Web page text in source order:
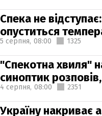
Спека не
опуститься
5 серпня, 08:00 1325
"Спекотна хвиля"
синоптик
4 серпня, 08:00 2351
Україну накриває